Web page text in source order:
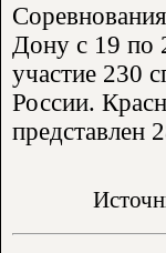
Дону с 19 по
участие 230
России.
представлен